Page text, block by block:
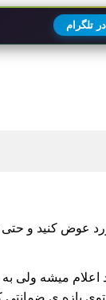
تلگرام
عوض کنید و
میشه ولی
بازه ی ضمانتی